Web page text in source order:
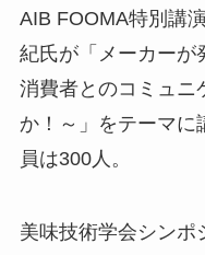
AIB FOOMA特別講
紀氏が「メーカーが
消費者とのコミュニ
か！～」をテーマに
員は300人。
美味技術学会シンポ